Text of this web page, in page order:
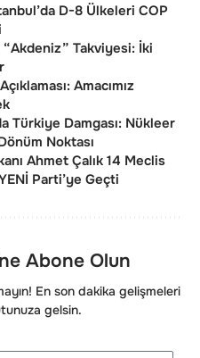
D-8 Ülkeleri COP
Takviyesi: İki
Amacımız
Türkiye Damgası: Nükleer
Noktası
Ahmet Çalık 14 Meclis
Parti’ye Geçti
Abone Olun
En son dakika gelişmeleri
gelsin.